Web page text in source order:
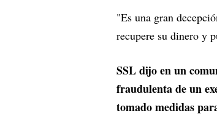
"Es una gran
recupere su dinero y
SSL dijo en un
fraudulenta de un
tomado medidas